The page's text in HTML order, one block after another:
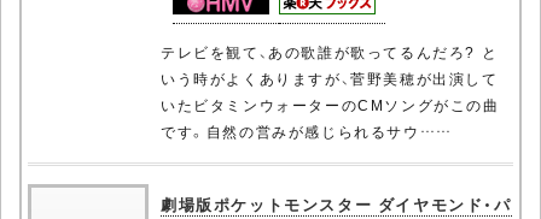
テレビを観て、あの歌誰が歌ってるんだろ? と
いう時がよくありますが、菅野美穂が出演して
いたビタミンウォーターのCMソングがこの曲
です。自然の営みが感じられるサウ……
劇場版ポケットモンスター ダイヤモンド・パ